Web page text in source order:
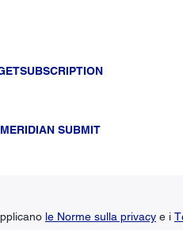
MERIDIAN SUBMIT
le Norme sulla privacy e i